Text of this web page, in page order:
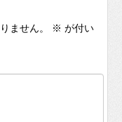
ません。 ※ が付い